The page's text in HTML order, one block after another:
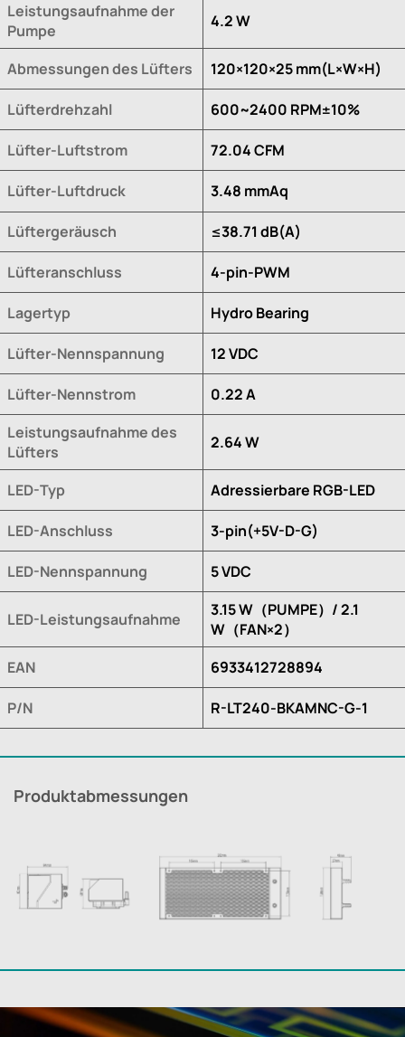
Leistungsaufnahme der
Pumpe
4.2 W
Abmessungen des Lüfters 120×120×25 mm(L×W×H)
Lüfterdrehzahl 600~2400 RPM±10%
Lüfter-Luftstrom 72.04 CFM
Lüfter-Luftdruck 3.48 mmAq
Lüftergeräusch ≤38.71 dB(A)
Lüfteranschluss 4-pin-PWM
Lagertyp Hydro Bearing
Lüfter-Nennspannung 12 VDC
Lüfter-Nennstrom
0.22 A
Leistungsaufnahme des
Lüfters
2.64 W
LED-Typ Adressierbare RGB-LED
LED-Anschluss 3-pin(+5V-D-G)
LED-Nennspannung 5 VDC
LED-Leistungsaufnahme
3.15 W（PUMPE）/ 2.1
W（FAN×2）
EAN
6933412728894
P/N R-LT240-BKAMNC-G-1
Produktabmessungen